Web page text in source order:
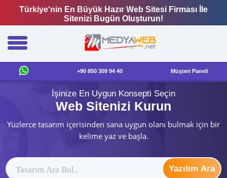
Türkiye'nin En Büyük Hazır Web Sitesi Firması İle
Sitenizi Bugün Oluşturun!
+90 850 309 94 40 Müşteri Paneli
İşinize En Uygun Konsepti Seçin
Web Sitenizi Kurun
Yüzlerce tasarım içerisinden sana uygun olanı bulmak için bir
kelime yaz ve başla.
Yazılım Ara